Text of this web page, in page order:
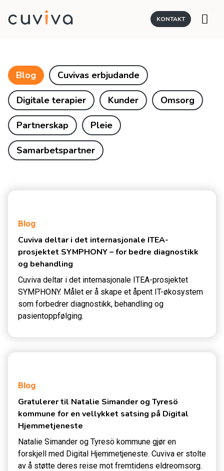
KONTAKT
Blog Cuvivas erbjudande
Digitale terapier Kunder Omsorg
Partnerskap Pleie
Samarbetspartner
Blog
Cuviva deltar i det internasjonale ITEA-
prosjektet SYMPHONY – for bedre diagnostikk
og behandling
Cuviva deltar i det internasjonale ITEA-prosjektet
SYMPHONY. Målet er å skape et åpent IT-økosystem
som forbedrer diagnostikk, behandling og
pasientoppfølging.
Blog
Gratulerer til Natalie Simander og Tyresö
kommune for en vellykket satsing på Digital
Hjemmetjeneste
Natalie Simander og Tyresö kommune gjør en
forskjell med Digital Hjemmetjeneste. Cuviva er stolte
av å støtte deres reise mot fremtidens eldreomsorg.